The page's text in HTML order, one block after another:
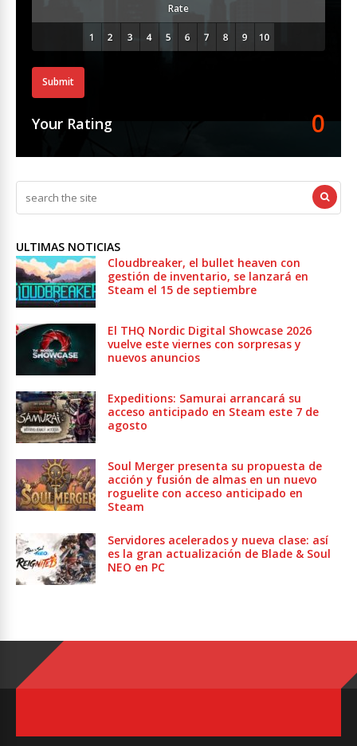
Rate
Submit
Your Rating 0
ULTIMAS NOTICIAS
Cloudbreaker, el bullet heaven con
gestión de inventario, se lanzará en
Steam el 15 de septiembre
El THQ Nordic Digital Showcase 2026
vuelve este viernes con sorpresas y
nuevos anuncios
Expeditions: Samurai arrancará su
acceso anticipado en Steam este 7 de
agosto
Soul Merger presenta su propuesta de
acción y fusión de almas en un nuevo
roguelite con acceso anticipado en
Steam
Servidores acelerados y nueva clase: así
es la gran actualización de Blade & Soul
NEO en PC